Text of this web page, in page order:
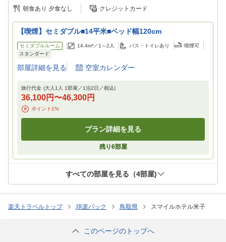
朝食あり 夕食なし クレジットカード
【喫煙】セミダブル■14平米■ベッド幅120cm
セミダブルルーム 14.4m²／1～2 人 バス・トイレあり
喫煙可
スタンダード
部屋詳細を見る 空室カレンダー
旅行代金 (大人1人 1部屋／1泊2 日／税込)
36,100円 〜46,300円
ポイント1%
プラン詳細を見る
残り6部屋
すべての部屋を見る（4部屋)
楽天トラベルトップ JR楽パック 鳥取県 スマイルホテル米子
このページのトップへ